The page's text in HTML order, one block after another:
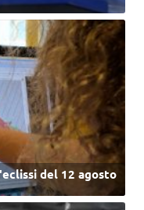
del 12 agosto